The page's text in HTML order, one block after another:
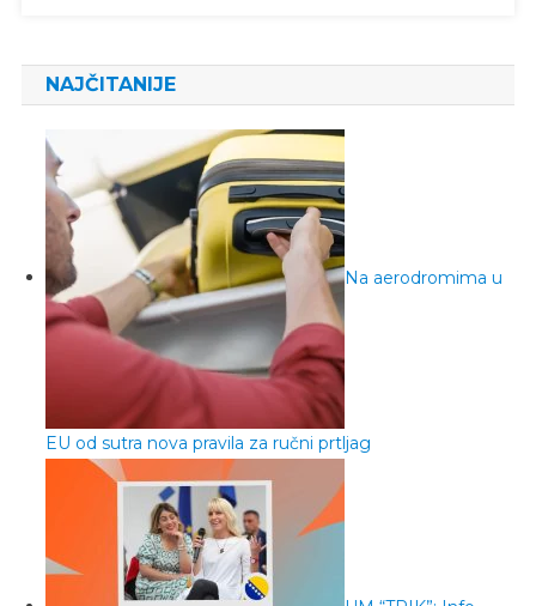
NAJČITANIJE
Na aerodromima u
EU od sutra nova pravila za ručni prtljag